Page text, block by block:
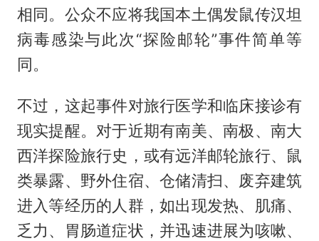
相同。公众不应将我国本土偶发鼠传汉坦
病毒感染与此次“探险邮轮”事件简单等
同。
不过，这起事件对旅行医学和临床接诊有
现实提醒。对于近期有南美、南极、南大
西洋探险旅行史，或有远洋邮轮旅行、鼠
类暴露、野外住宿、仓储清扫、废弃建筑
进入等经历的人群，如出现发热、肌痛、
乏力、胃肠道症状，并迅速进展为咳嗽、